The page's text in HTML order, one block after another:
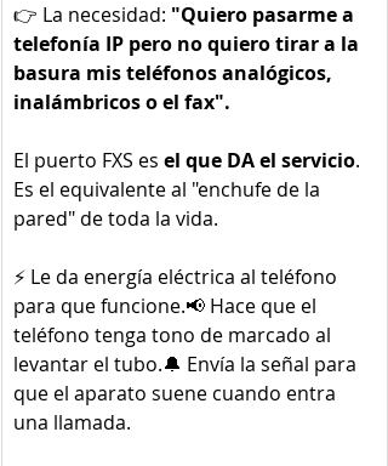
👉 La necesidad: "Quiero pasarme a
telefonía IP pero no quiero tirar a la
basura mis teléfonos analógicos,
inalámbricos o el fax".
El puerto FXS es el que DA el servicio.
Es el equivalente al "enchufe de la
pared" de toda la vida.
⚡ Le da energía eléctrica al teléfono
para que funcione.📢 Hace que el
teléfono tenga tono de marcado al
levantar el tubo.🔔 Envía la señal para
que el aparato suene cuando entra
una llamada.